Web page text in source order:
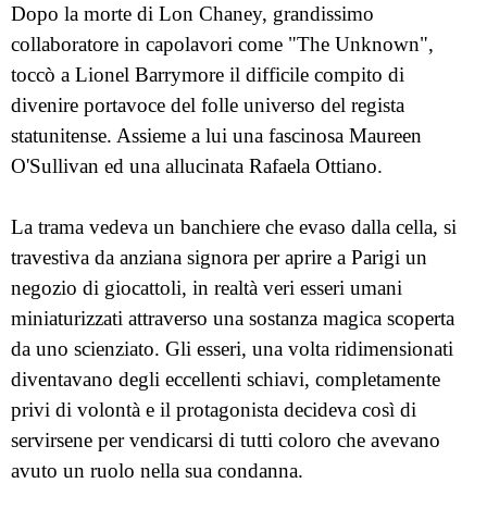
Dopo la morte di Lon Chaney, grandissimo
collaboratore in capolavori come "The Unknown",
toccò a Lionel Barrymore il difficile compito di
divenire portavoce del folle universo del regista
statunitense. Assieme a lui una fascinosa Maureen
O'Sullivan ed una allucinata Rafaela Ottiano.
La trama vedeva un banchiere che evaso dalla cella, si
travestiva da anziana signora per aprire a Parigi un
negozio di giocattoli, in realtà veri esseri umani
miniaturizzati attraverso una sostanza magica scoperta
da uno scienziato. Gli esseri, una volta ridimensionati
diventavano degli eccellenti schiavi, completamente
privi di volontà e il protagonista decideva così di
servirsene per vendicarsi di tutti coloro che avevano
avuto un ruolo nella sua condanna.